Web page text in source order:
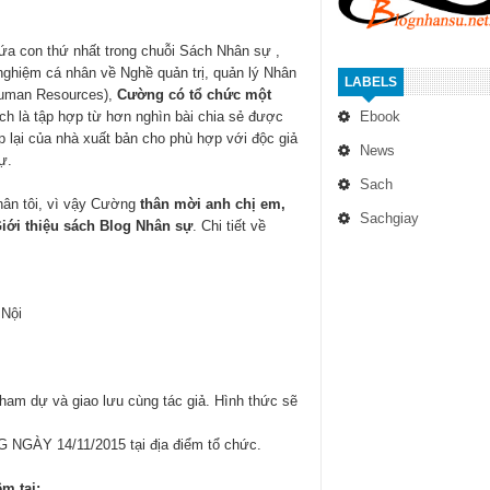
LABELS
Ebook
News
Sach
Sachgiay
con thứ nhất trong chuỗi Sách Nhân sự ,
cá nhân về Nghề quản trị, quản lý Nhân
Resources), Cường có tổ chức một
là tập hợp từ hơn nghìn bài chia sẻ được
lại của nhà xuất bản cho phù hợp với độc giả
tôi, vì vậy Cường thân mời anh chị em,
thiệu sách Blog Nhân sự. Chi tiết về
dự và giao lưu cùng tác giả. Hình thức sẽ
14/11/2015 tại địa điểm tổ chức.